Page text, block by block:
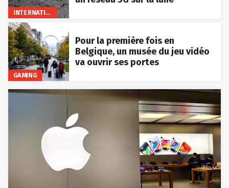
INTERNATIONAL
GAMING
Pour la première fois en
Belgique, un musée du jeu vidéo
va ouvrir ses portes